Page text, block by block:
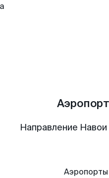
Направление
Аэропорты